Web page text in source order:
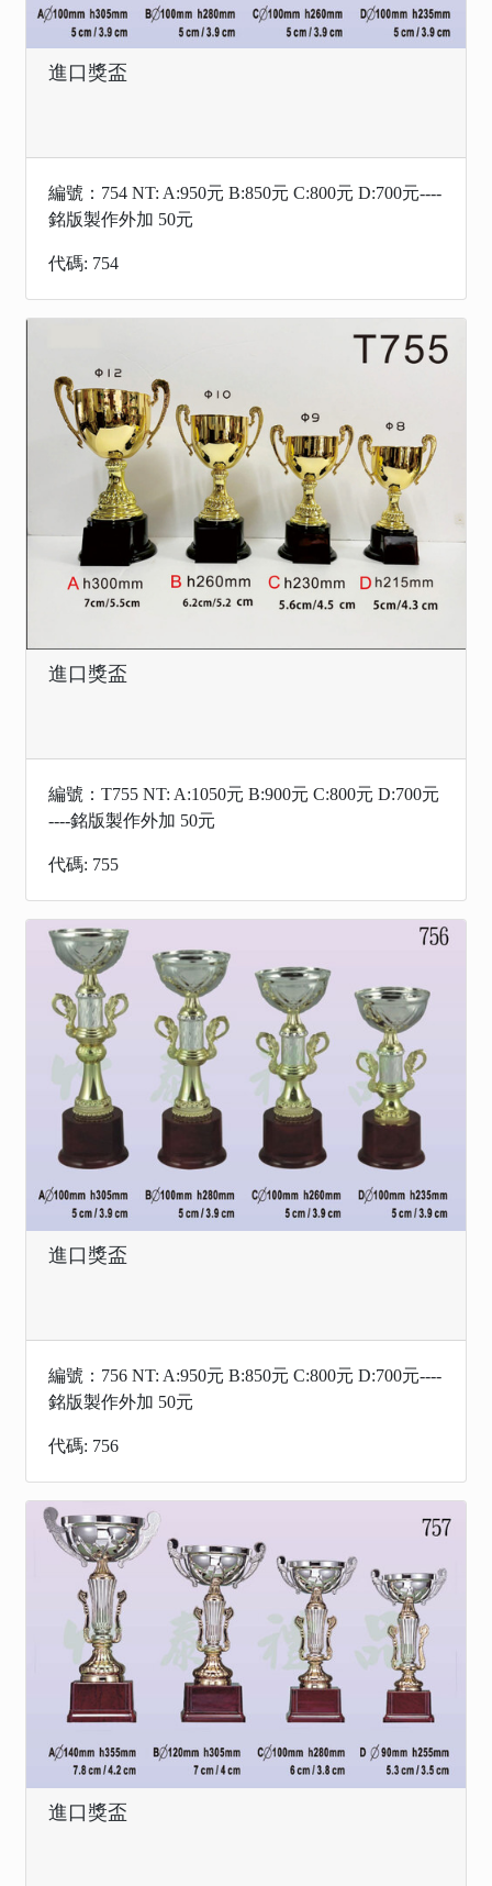
進口獎盃
編號：754 NT: A:950元 B:850元 C:800元 D:700元----
銘版製作外加 50元
代碼: 754
進口獎盃
編號：T755 NT: A:1050元 B:900元 C:800元 D:700元​​​​​​​
----銘版製作外加 50元
代碼: 755
進口獎盃
編號：756 NT: A:950元 B:850元 C:800元 D:700元----
銘版製作外加 50元
代碼: 756
進口獎盃